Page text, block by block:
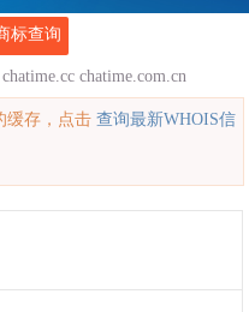
标查询
chatime.cc chatime.com.cn
缓存，点击查询最新WHOIS信